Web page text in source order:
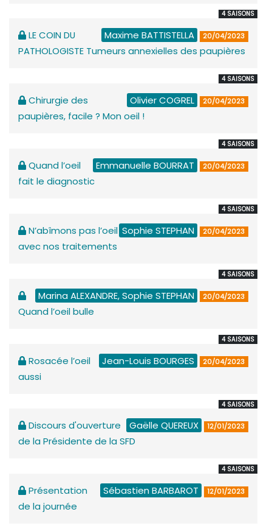
4 SAISONS
Maxime BATTISTELLA 20/04/2023
LE COIN DU
PATHOLOGISTE Tumeurs annexielles des paupières
4 SAISONS
Olivier COGREL 20/04/2023
Chirurgie des
paupières, facile ? Mon oeil !
4 SAISONS
Emmanuelle BOURRAT 20/04/2023
Quand l’oeil
fait le diagnostic
4 SAISONS
Sophie STEPHAN 20/04/2023
N’abîmons pas l’oeil
avec nos traitements
4 SAISONS
Marina ALEXANDRE, Sophie STEPHAN 20/04/2023
Quand l’oeil bulle
4 SAISONS
Jean-Louis BOURGES 20/04/2023
Rosacée l’oeil
aussi
4 SAISONS
Gaëlle QUEREUX 12/01/2023
Discours d'ouverture
de la Présidente de la SFD
4 SAISONS
Sébastien BARBAROT 12/01/2023
Présentation
de la journée